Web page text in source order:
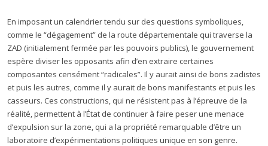
En imposant un calendrier tendu sur des questions symboliques,
comme le “dégagement” de la route départementale qui traverse la
ZAD (initialement fermée par les pouvoirs publics), le gouvernement
espère diviser les opposants afin d’en extraire certaines
composantes censément “radicales”. Il y aurait ainsi de bons zadistes
et puis les autres, comme il y aurait de bons manifestants et puis les
casseurs. Ces constructions, qui ne résistent pas à l’épreuve de la
réalité, permettent à l’État de continuer à faire peser une menace
d’expulsion sur la zone, qui a la propriété remarquable d’être un
laboratoire d’expérimentations politiques unique en son genre.